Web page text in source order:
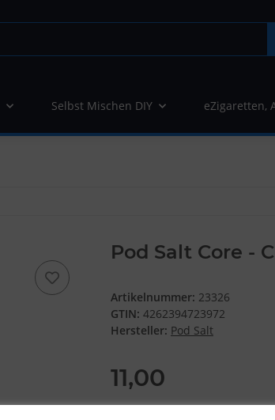
Selbst Mischen DIY eZigaretten,
Pod Salt Core -
Artikelnummer: 23326
GTIN: 4262394723972
Hersteller: Pod Salt
11,00